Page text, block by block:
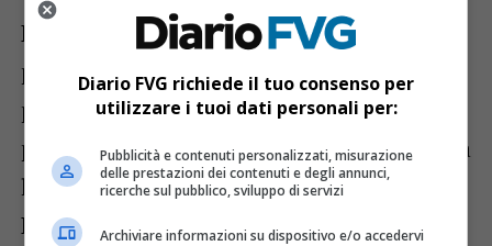
La giornata inizierà con condizioni
pienamente stabili su Udine e sulla
pianura friulana. I cieli saranno sereni o
poco nuvolosi e il sole garantirà una buona
luminosità fin dalle prime ore del mattino.
Le temperature risulteranno già elevate
Diario FVG richiede il tuo consenso per
utilizzare i tuoi dati personali per:
Pubblicità e contenuti personalizzati, misurazione
delle prestazioni dei contenuti e degli annunci,
ricerche sul pubblico, sviluppo di servizi
Archiviare informazioni su dispositivo e/o accedervi